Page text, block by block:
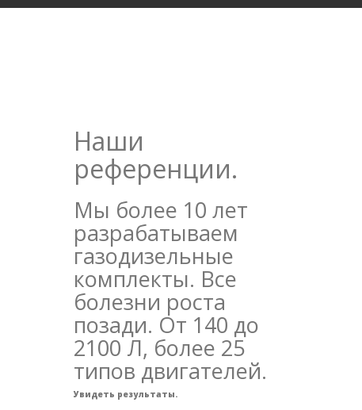
Наши
референции.
Мы более 10 лет
разрабатываем
газодизельные
комплекты. Все
болезни роста
позади. От 140 до
2100 Л, более 25
типов двигателей.
Увидеть результаты.